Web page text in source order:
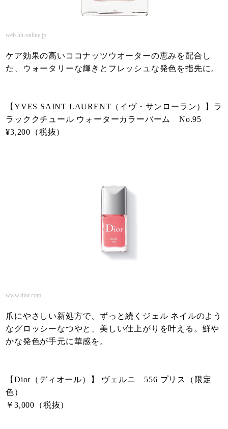
web.hh-online.jp
ケア効果の高いココナッツウオーターの恵みを配合し
た、ウォータリーな輝きとフレッシュな発色を指先に。
【YVES SAINT LAURENT（イヴ・サンローラン）】ラ
ラッククチュール ウォーターカラーバーム No.95
¥3,200（税抜）
www.dior.com
爪にやさしい新処方で、ずっと続くジェル ネイルのよう
なグロッシーなつやと、美しい仕上がりを叶える。鮮や
かな発色が手元に華感を。
【Dior（ディオール）】 ヴェルニ 556 プリス（限定
色）
￥3,000（税抜）